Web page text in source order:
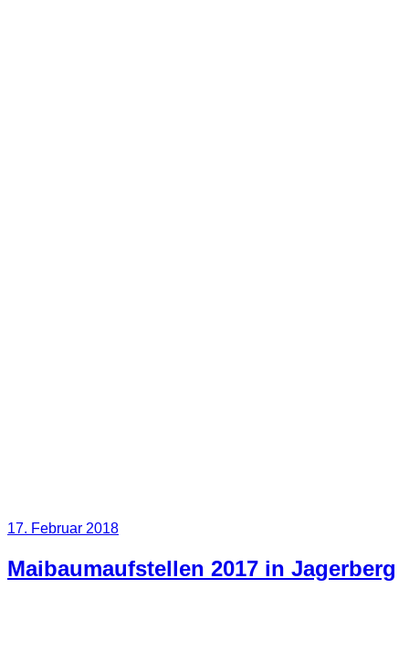
Veröffentlicht
17. Februar 2018
Maibaumaufstellen 2017 in Jagerberg